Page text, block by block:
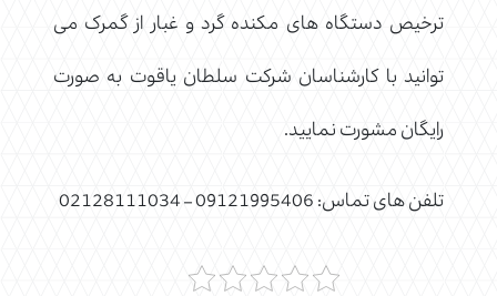
ترخیص دستگاه های مکنده گرد و غبار از گمرک می
توانید با کارشناسان شرکت سلطان یاقوت به صورت
رایگان مشورت نمایید.
تلفن های تماس: 09121995406 – 02128111034